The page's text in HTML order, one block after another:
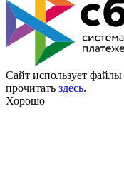
Сайт использует файлы
прочитать здесь.
Хорошо